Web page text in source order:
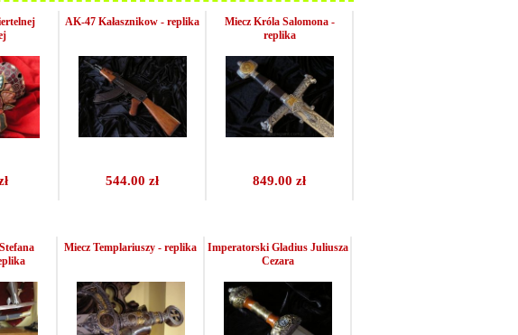
544.00 zł
AK-47 Kałasznikow - replika
849.00 zł
Miecz Króla Salomona -
replika
Miecz Templariuszy - replika
Imperatorski Gladius Juliusza
Cezara